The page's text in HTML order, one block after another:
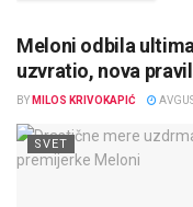
Meloni odbila
uzvratio, nova
BY MILOS KRIVOKAPIĆ
SVET